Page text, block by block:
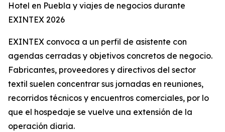
Hotel en Puebla y viajes de negocios durante
EXINTEX 2026
EXINTEX convoca a un perfil de asistente con
agendas cerradas y objetivos concretos de negocio.
Fabricantes, proveedores y directivos del sector
textil suelen concentrar sus jornadas en reuniones,
recorridos técnicos y encuentros comerciales, por lo
que el hospedaje se vuelve una extensión de la
operación diaria.